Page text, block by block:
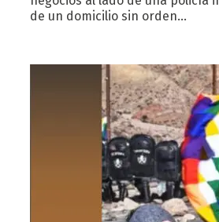
de un domicilio sin orden…